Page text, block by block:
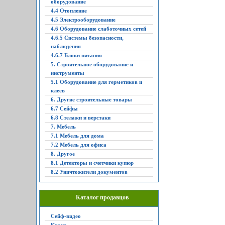
оборудование
4.4 Отопление
4.5 Электрооборудование
4.6 Оборудование слаботочных сетей
4.6.5 Системы безопасности,
наблюдения
4.6.7 Блоки питания
5. Строительное оборудование и
инструменты
5.1 Оборудование для герметиков и
клеев
6. Другие строительные товары
6.7 Сейфы
6.8 Стелажи и верстаки
7. Мебель
7.1 Мебель для дома
7.2 Мебель для офиса
8. Другое
8.1 Детекторы и счетчики купюр
8.2 Уничтожители документов
Каталог продавцов
Сейф-видео